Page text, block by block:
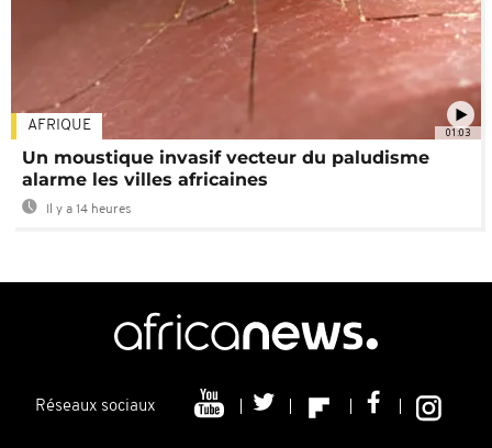
01:03
AFRIQUE
Un moustique invasif vecteur du paludisme
alarme les villes africaines
Il y a 14 heures
Réseaux sociaux